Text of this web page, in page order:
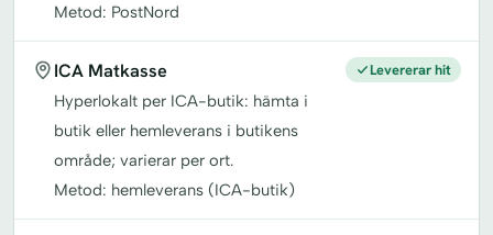
Metod: PostNord
ICA Matkasse
Hyperlokalt per ICA-butik: hämta i
butik eller hemleverans i butikens
område; varierar per ort.
Metod: hemleverans (ICA-butik)
Levererar hit